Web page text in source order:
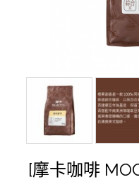
[摩卡咖啡